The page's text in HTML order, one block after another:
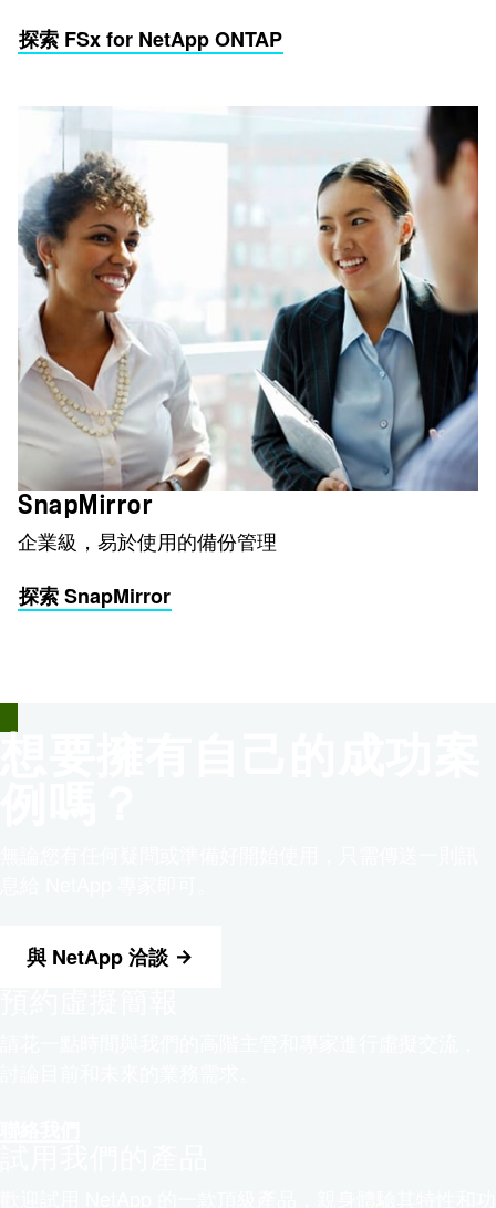
探索 FSx for NetApp ONTAP
SnapMirror
企業級，易於使用的備份管理
探索 SnapMirror
與 NetApp 洽談